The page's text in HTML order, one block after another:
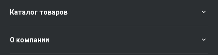
Каталог товаров
О компании